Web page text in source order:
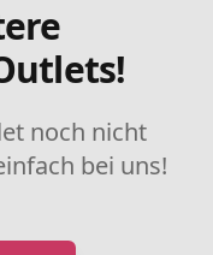
noch nicht
bei uns!